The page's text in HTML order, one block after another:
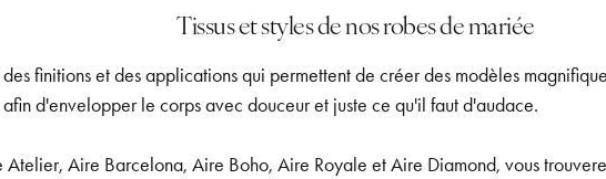
Tissus et styles de nos robes de mariée
finitions et des applications qui permettent de créer des modèles
afin d'envelopper le corps avec douceur et juste ce qu'il faut d'audace.
Aire Barcelona, Aire Boho, Aire Royale et Aire Diamond, vous